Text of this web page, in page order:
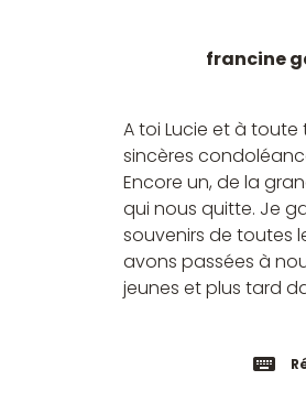
francine
A toi Lucie et à toute
sincères
Encore un, de la
qui nous quitte. Je
souvenirs de toutes
avons passées à
jeunes et plus tard